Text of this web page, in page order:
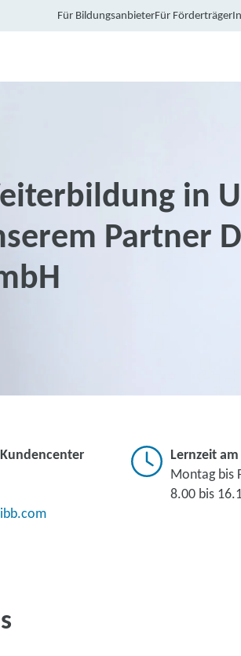
Für BildungsanbieterFür Förderträger
in
Partner
Lernzeit
Montag bis
8.00 bis